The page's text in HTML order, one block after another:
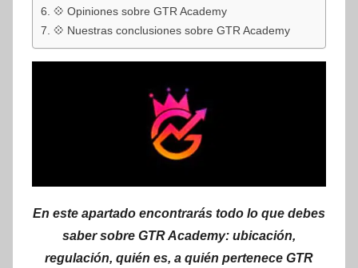
💠 Opiniones sobre GTR Academy
💠 Nuestras conclusiones sobre GTR Academy
En este apartado encontrarás todo lo que debes
saber sobre GTR Academy: ubicación,
regulación, quién es, a quién pertenece GTR